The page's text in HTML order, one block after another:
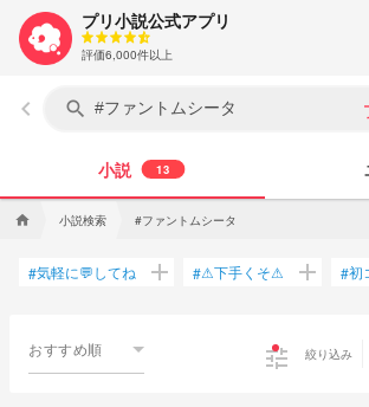
プリ小説公式アプリ
評価6,000件以上
keyboard_arrow_left search
小説 13
home 小説検索 #ファントムシータ
#気軽に💬してね add #⚠下手くそ⚠ add #初
おすすめ順 tune 絞り込み